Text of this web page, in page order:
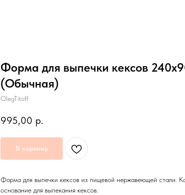
Форма для выпечки кексов
(Обычная)
OlegTitoff
995,00 р.
В корзину
Форма для выпечки кексов из пищевой нержавеющей стали.
основание для выпекания кексов.